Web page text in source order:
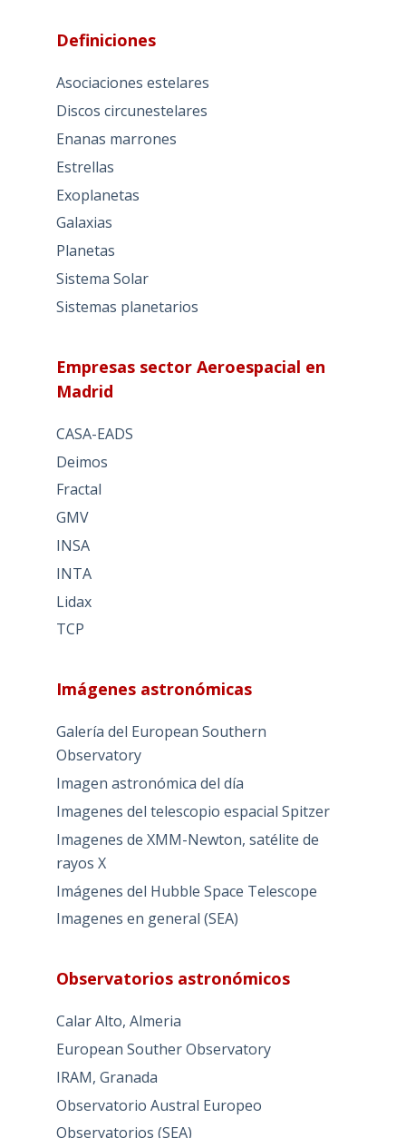
Definiciones
Asociaciones estelares
Discos circunestelares
Enanas marrones
Estrellas
Exoplanetas
Galaxias
Planetas
Sistema Solar
Sistemas planetarios
Empresas sector Aeroespacial en
Madrid
CASA-EADS
Deimos
Fractal
GMV
INSA
INTA
Lidax
TCP
Imágenes astronómicas
Galería del European Southern
Observatory
Imagen astronómica del día
Imagenes del telescopio espacial Spitzer
Imagenes de XMM-Newton, satélite de
rayos X
Imágenes del Hubble Space Telescope
Imagenes en general (SEA)
Observatorios astronómicos
Calar Alto, Almeria
European Souther Observatory
IRAM, Granada
Observatorio Austral Europeo
Observatorios (SEA)